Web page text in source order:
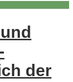
der